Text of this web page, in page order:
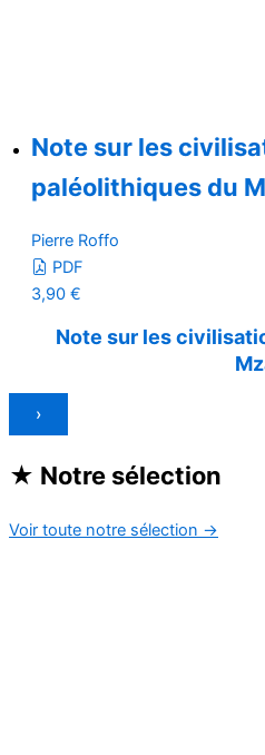
Note sur les
paléolithiques du
Pierre Roffo
PDF
3,90 €
Note sur les
›
★ Notre sélection
Voir toute notre sélection →